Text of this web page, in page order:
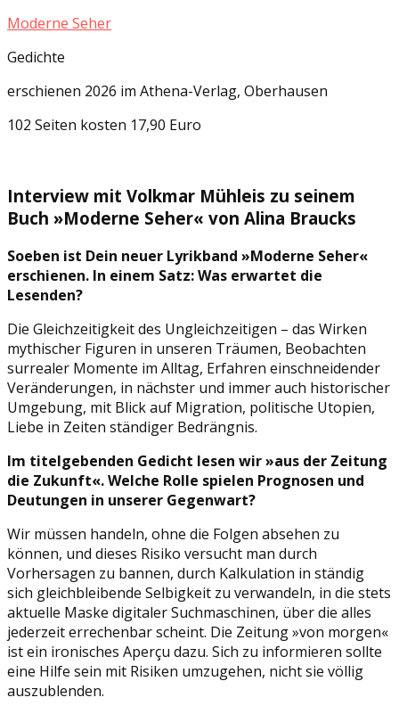
Moderne Seher
Gedichte
erschienen 2026 im Athena-Verlag, Oberhausen
102 Seiten kosten 17,90 Euro
Interview mit Volkmar Mühleis zu seinem
Buch »Moderne Seher« von Alina Braucks
Soeben ist Dein neuer Lyrikband »Moderne Seher«
erschienen. In einem Satz: Was erwartet die
Lesenden?
Die Gleichzeitigkeit des Ungleichzeitigen – das Wirken
mythischer Figuren in unseren Träumen, Beobachten
surrealer Momente im Alltag, Erfahren einschneidender
Veränderungen, in nächster und immer auch historischer
Umgebung, mit Blick auf Migration, politische Utopien,
Liebe in Zeiten ständiger Bedrängnis.
Im titelgebenden Gedicht lesen wir »aus der Zeitung
die Zukunft«. Welche Rolle spielen Prognosen und
Deutungen in unserer Gegenwart?
Wir müssen handeln, ohne die Folgen absehen zu
können, und dieses Risiko versucht man durch
Vorhersagen zu bannen, durch Kalkulation in ständig
sich gleichbleibende Selbigkeit zu verwandeln, in die stets
aktuelle Maske digitaler Suchmaschinen, über die alles
jederzeit errechenbar scheint. Die Zeitung »von morgen«
ist ein ironisches Aperçu dazu. Sich zu informieren sollte
eine Hilfe sein mit Risiken umzugehen, nicht sie völlig
auszublenden.